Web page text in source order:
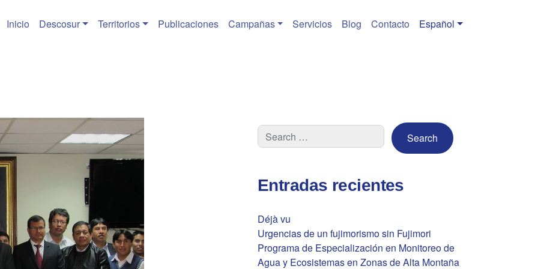
Inicio Descosur Territorios Publicaciones Campañas Servicios Blog Contacto Español
Entradas recientes
Déjà vu
Urgencias de un fujimorismo sin Fujimori
Programa de Especialización en Monitoreo de
Agua y Ecosistemas en Zonas de Alta Montaña